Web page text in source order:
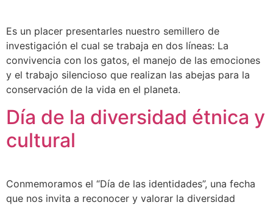
Es un placer presentarles nuestro semillero de
investigación el cual se trabaja en dos líneas: La
convivencia con los gatos, el manejo de las emociones
y el trabajo silencioso que realizan las abejas para la
conservación de la vida en el planeta.
Día de la diversidad étnica y
cultural
Conmemoramos el “Día de las identidades”, una fecha
que nos invita a reconocer y valorar la diversidad